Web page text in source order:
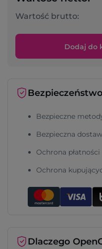
Wartość brutto:
Dodaj do
Bezpieczne
Bezpieczna
Ochrona płatności
Ochrona
Dlaczego